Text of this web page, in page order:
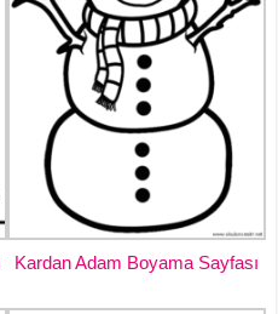
Kardan Adam Boyama Sayfası